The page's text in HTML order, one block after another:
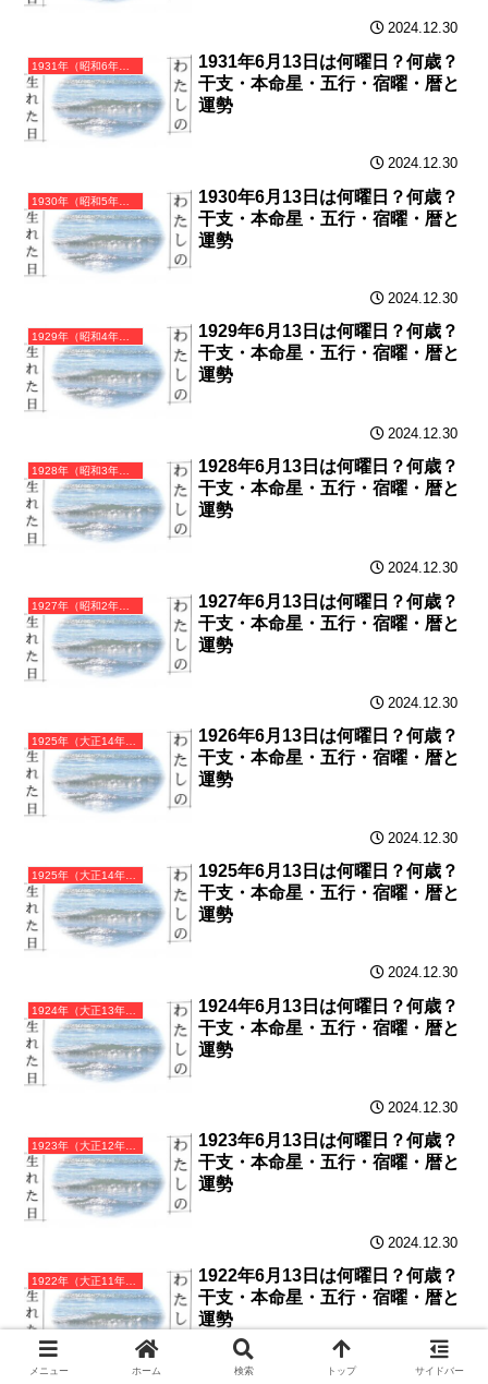
2024.12.30
1931年（昭和6年）辛未（かのとひつじ）・未年（ひつじ年）カレンダー（月曜はじまり）
1931年6月13日は何曜日？何歳？
干支・本命星・五行・宿曜・暦と
運勢
2024.12.30
1930年（昭和5年）庚午（かのえうま）・午年（うま年）カレンダー（月曜はじまり）
1930年6月13日は何曜日？何歳？
干支・本命星・五行・宿曜・暦と
運勢
2024.12.30
1929年（昭和4年）己巳（つちのとみ）・巳年（へび年）カレンダー（月曜はじまり）
1929年6月13日は何曜日？何歳？
干支・本命星・五行・宿曜・暦と
運勢
2024.12.30
1928年（昭和3年）戊辰（つちのえたつ）・辰年（たつ年）カレンダー（月曜はじまり）
1928年6月13日は何曜日？何歳？
干支・本命星・五行・宿曜・暦と
運勢
2024.12.30
1927年（昭和2年）丁卯（ひのとう）・卯年（うさぎ年）カレンダー（月曜はじまり）
1927年6月13日は何曜日？何歳？
干支・本命星・五行・宿曜・暦と
運勢
2024.12.30
1925年（大正14年）乙丑（きのとうし）・丑年（うし年）カレンダー（月曜はじまり）
1926年6月13日は何曜日？何歳？
干支・本命星・五行・宿曜・暦と
運勢
2024.12.30
1925年（大正14年）乙丑（きのとうし）・丑年（うし年）カレンダー（月曜はじまり）
1925年6月13日は何曜日？何歳？
干支・本命星・五行・宿曜・暦と
運勢
2024.12.30
1924年（大正13年）甲子（きのえね）・子年カレンダー（月曜はじまり）
1924年6月13日は何曜日？何歳？
干支・本命星・五行・宿曜・暦と
運勢
2024.12.30
1923年（大正12年）癸亥（みずのとい）・亥年カレンダー（月曜はじまり）
1923年6月13日は何曜日？何歳？
干支・本命星・五行・宿曜・暦と
運勢
2024.12.30
1922年（大正11年）壬戌（みずのえいぬ）・戌年カレンダー（月曜はじまり）
1922年6月13日は何曜日？何歳？
干支・本命星・五行・宿曜・暦と
運勢
2024.12.29
メニュー ホーム 検索 トップ サイドバー